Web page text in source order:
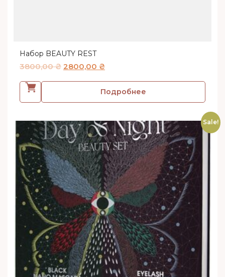
Набор BEAUTY REST
3800,00₴ 2800,00 ₴
Подробнее
Sale!